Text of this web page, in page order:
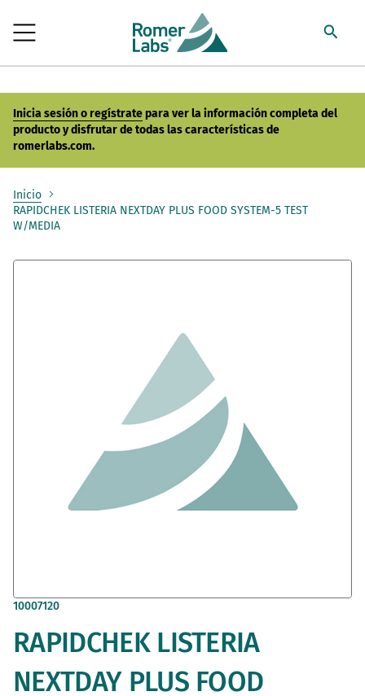
Inicia sesión o regístratepara ver la información completa del
producto y disfrutar de todas las características de
romerlabs.com.
Inicio
RAPIDCHEK LISTERIA NEXTDAY PLUS FOOD SYSTEM-5 TEST
W/MEDIA
Saltar
Saltar
comienzo
de
galería
10007120
RAPIDCHEK LISTERIA
NEXTDAY PLUS FOOD